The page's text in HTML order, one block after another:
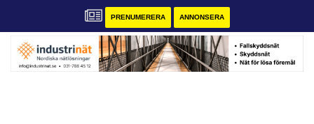
PRENUMERERA ANNONSERA